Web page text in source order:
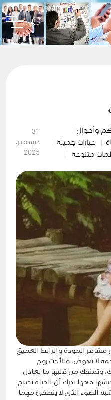
وأقوال
عبارات جميلة
متنوعة
31
ديسمبر،
2025
المودة والرابط العميق
لا تعوض، فالأخت روح
وتمنحك من قلبها ما يعادل
معها تدرك أن الحياة تصبح
الضوء الذي لا ينطفئ مهما